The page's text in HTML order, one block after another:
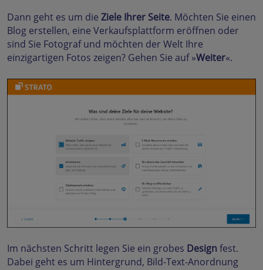
Dann geht es um die Ziele Ihrer Seite. Möchten Sie einen
Blog erstellen, eine Verkaufsplattform eröffnen oder
sind Sie Fotograf und möchten der Welt Ihre
einzigartigen Fotos zeigen? Gehen Sie auf »Weiter«.
Im nächsten Schritt legen Sie ein grobes Design fest.
Dabei geht es um Hintergrund, Bild-Text-Anordnung